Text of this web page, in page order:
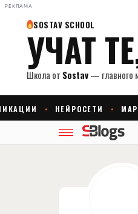
РЕКЛАМА